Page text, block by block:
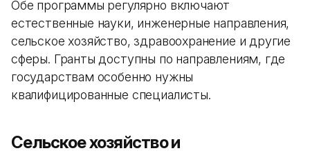
Обе программы регулярно включают
естественные науки, инженерные направления,
сельское хозяйство, здравоохранение и другие
сферы. Гранты доступны по направлениям, где
государствам особенно нужны
квалифицированные специалисты.
Сельское хозяйство и